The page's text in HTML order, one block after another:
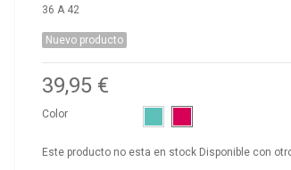
36 A 42
Nuevo producto
39,95 €
Color
Este producto no esta en stock Disponible con